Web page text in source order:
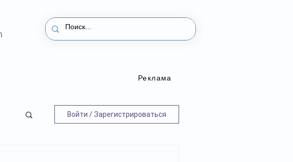
Реклама
Войти / Зарегистрироваться